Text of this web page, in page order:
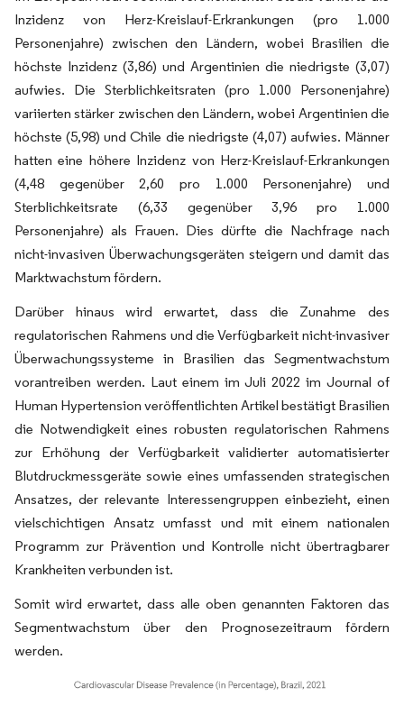
Inzidenz von Herz-Kreislauf-Erkrankungen (pro 1.000
Personenjahre) zwischen den Ländern, wobei Brasilien die
höchste Inzidenz (3,86) und Argentinien die niedrigste (3,07)
aufwies. Die Sterblichkeitsraten (pro 1.000 Personenjahre)
variierten stärker zwischen den Ländern, wobei Argentinien die
höchste (5,98) und Chile die niedrigste (4,07) aufwies. Männer
hatten eine höhere Inzidenz von Herz-Kreislauf-Erkrankungen
(4,48 gegenüber 2,60 pro 1.000 Personenjahre) und
Sterblichkeitsrate (6,33 gegenüber 3,96 pro 1.000
Personenjahre) als Frauen. Dies dürfte die Nachfrage nach
nicht-invasiven Überwachungsgeräten steigern und damit das
Marktwachstum fördern.
Darüber hinaus wird erwartet, dass die Zunahme des
regulatorischen Rahmens und die Verfügbarkeit nicht-invasiver
Überwachungssysteme in Brasilien das Segmentwachstum
vorantreiben werden. Laut einem im Juli 2022 im Journal of
Human Hypertension veröffentlichten Artikel bestätigt Brasilien
die Notwendigkeit eines robusten regulatorischen Rahmens
zur Erhöhung der Verfügbarkeit validierter automatisierter
Blutdruckmessgeräte sowie eines umfassenden strategischen
Ansatzes, der relevante Interessengruppen einbezieht, einen
vielschichtigen Ansatz umfasst und mit einem nationalen
Programm zur Prävention und Kontrolle nicht übertragbarer
Krankheiten verbunden ist.
Somit wird erwartet, dass alle oben genannten Faktoren das
Segmentwachstum über den Prognosezeitraum fördern
werden.